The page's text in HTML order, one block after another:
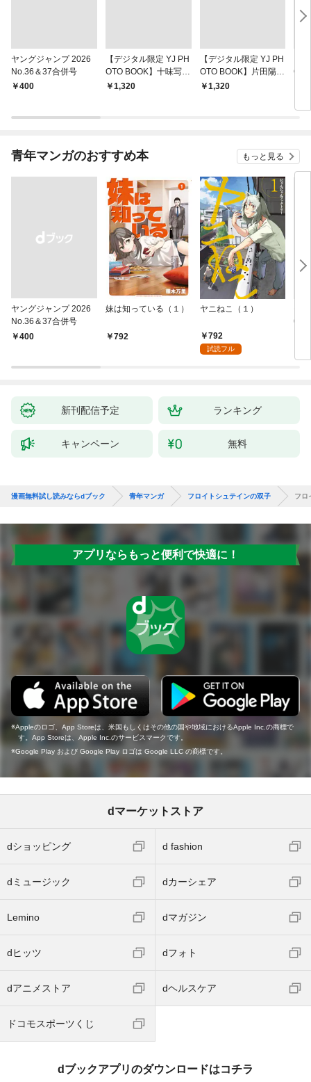
ヤングジャンプ 2026
No.36＆37合併号
￥400
【デジタル限定 YJ PH
OTO BOOK】十味写真
集「続・『ぽみ』！？
￥1,320
【デジタル限定 YJ PH
OTO BOOK】片田陽依
写真集「羽色日和」
￥1,320
青年マンガのおすすめ本 もっと見る
ヤングジャンプ 2026
No.36＆37合併号
￥400
妹は知っている（１）
792
ヤニねこ（１）
792
試読フル
6・
新刊配信予定 ランキング
キャンペーン 無料
漫画無料試し読みならdブック 青年マンガ フロイトシュテインの双子 フロ
アプリならもっと便利で快適に！
Appleのロゴ、App Storeは、米国もしくはその他の国や地域におけるApple Inc.の商標で
す。App Storeは、Apple Inc.のサービスマークです。
Google Play および Google Play ロゴは Google LLC の商標です。
dマーケットストア
dショッピング d fashion
dミュージック dカーシェア
Lemino dマガジン
dヒッツ dフォト
dアニメストア dヘルスケア
ドコモスポーツくじ
dブックアプリのダウンロードはコチラ